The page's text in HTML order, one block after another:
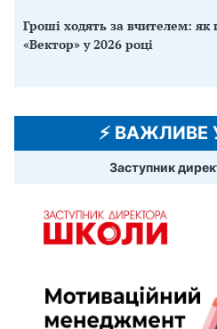
Гроші ходять за вчителем:
«Вектор» у 2026 році
⚡️ ВАЖЛИВЕ
Заступник